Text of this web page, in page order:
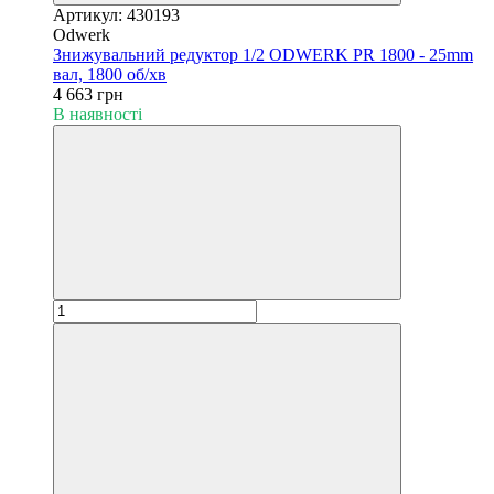
Артикул: 430193
Odwerk
Знижувальний редуктор 1/2 ODWERK PR 1800 - 25mm
вал, 1800 об/хв
4 663 грн
В наявності